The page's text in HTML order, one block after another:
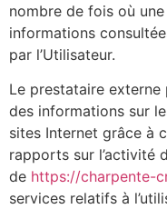
nombre de fois où
informations
par l’Utilisateur.
Le prestataire
des informations sur
sites Internet grâce à
rapports sur l’activité
de https://charpente-
services relatifs à